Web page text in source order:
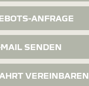
ANFRAGE
SENDEN
VEREINBAREN